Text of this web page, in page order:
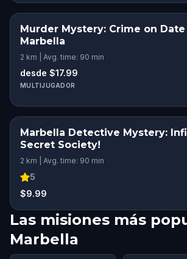
Murder Mystery: Crime on
Marbella
2 km | Avg. time: 90 min
desde $17.99
MULTIJUGADOR
Marbella Detective Mystery:
Secret Society!
2 km | Avg. time: 90 min
5
$9.99
Las misiones más
Marbella